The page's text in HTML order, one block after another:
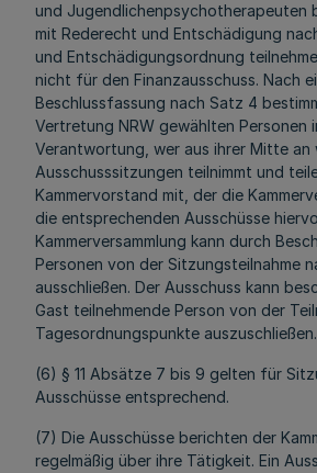
und Jugendlichenpsychotherapeuten
mit Rederecht und Entschädigung
und Entschädigungsordnung
nicht für den Finanzausschuss. Nach
Beschlussfassung nach Satz 4
Vertretung NRW gewählten Personen
Verantwortung, wer aus ihrer Mitte an
Ausschusssitzungen teilnimmt und
Kammervorstand mit, der die
die entsprechenden Ausschüsse
Kammerversammlung kann durch
Personen von der Sitzungsteilnahme
ausschließen. Der Ausschuss kann
Gast teilnehmende Person von der
Tagesordnungspunkte auszuschließen.
(6) § 11 Absätze 7 bis 9 gelten für
Ausschüsse entsprechend.
(7) Die Ausschüsse berichten der
regelmäßig über ihre Tätigkeit. Ein